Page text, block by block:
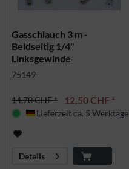
Gasschlauch 3 m -
Beidseitig 1/4"
Linksgewinde
75149
14,70 CHF * 12,50 CHF *
Deutschland
Lieferzeit ca. 5 Werktage
Details